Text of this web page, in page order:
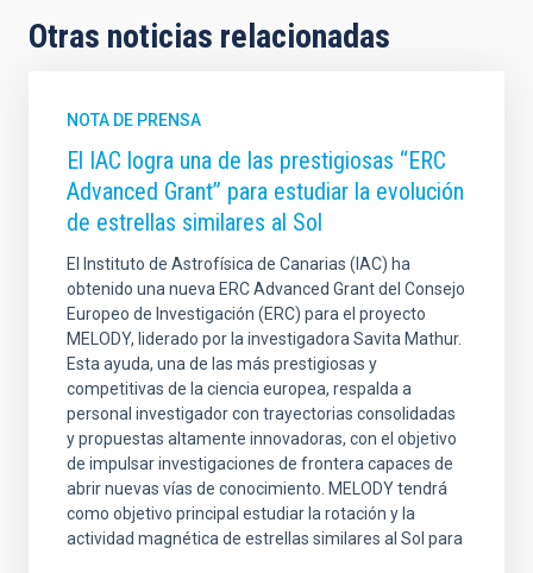
Otras noticias relacionadas
NOTA DE PRENSA
El IAC logra una de las prestigiosas “ERC
Advanced Grant” para estudiar la evolución
de estrellas similares al Sol
El Instituto de Astrofísica de Canarias (IAC) ha
obtenido una nueva ERC Advanced Grant del Consejo
Europeo de Investigación (ERC) para el proyecto
MELODY, liderado por la investigadora Savita Mathur.
Esta ayuda, una de las más prestigiosas y
competitivas de la ciencia europea, respalda a
personal investigador con trayectorias consolidadas
y propuestas altamente innovadoras, con el objetivo
de impulsar investigaciones de frontera capaces de
abrir nuevas vías de conocimiento. MELODY tendrá
como objetivo principal estudiar la rotación y la
actividad magnética de estrellas similares al Sol para